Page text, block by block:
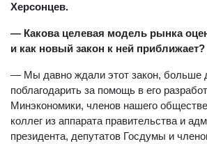
Херсонцев.
— Какова целевая модель рынка
и как новый закон к ней приближает?
— Мы давно ждали этот закон, больше
поблагодарить за помощь в его
Минэкономики, членов нашего
коллег из аппарата правительства и
президента, депутатов Госдумы и